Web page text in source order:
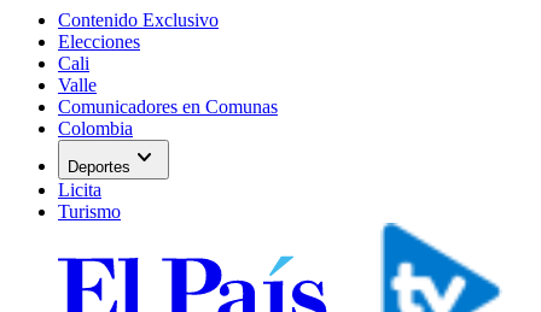
Contenido Exclusivo
Elecciones
Cali
Valle
Comunicadores en Comunas
Colombia
Deportes expand_more
Licita
Turismo